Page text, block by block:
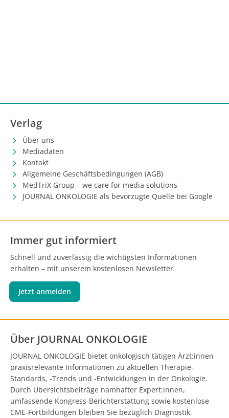
Verlag
Über uns
Mediadaten
Kontakt
Allgemeine Geschäftsbedingungen (AGB)
MedTriX Group – we care for media solutions
JOURNAL ONKOLOGIE als bevorzugte Quelle bei Google
Immer gut informiert
Schnell und zuverlässig die wichtigsten Informationen
erhalten – mit unserem kostenlosen Newsletter.
Jetzt anmelden
Über JOURNAL ONKOLOGIE
JOURNAL ONKOLOGIE bietet onkologisch tätigen Ärzt:innen
praxisrelevante Informationen zu aktuellen Therapie-
Standards, -Trends und -Entwicklungen in der Onkologie.
Durch Übersichtsbeiträge namhafter Expert:innen,
umfassende Kongress-Berichterstattung sowie kostenlose
CME-Fortbildungen bleiben Sie bezüglich Diagnostik,